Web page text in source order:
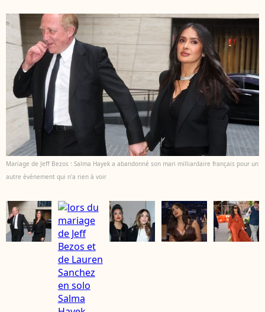
Mariage de Jeff Bezos : Salma Hayek a abandonné son mari milliardaire français pour un
autre événement qui n'a rien à voir